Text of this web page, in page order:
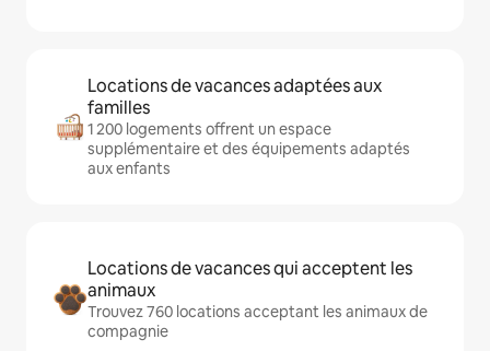
Locations de vacances adaptées aux
familles
1 200 logements offrent un espace
supplémentaire et des équipements adaptés
aux enfants
Locations de vacances qui acceptent les
animaux
Trouvez 760 locations acceptant les animaux de
compagnie